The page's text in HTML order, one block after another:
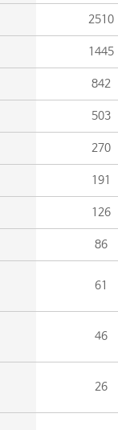
2510
1445
842
503
270
191
126
86
61
46
26